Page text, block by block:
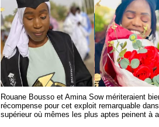
Rouane Bousso et Amina Sow mériteraient
récompense pour cet exploit remarquable
supérieur où mêmes les plus aptes peinent à